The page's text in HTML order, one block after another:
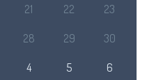
21 22 23
28 29 30
4 5 6